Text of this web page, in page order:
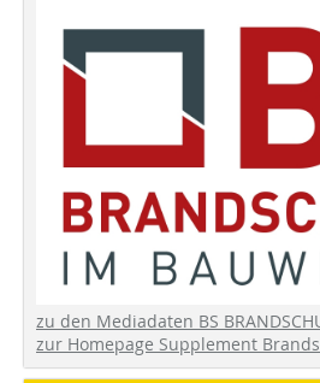
zu den Mediadaten BS
zur Homepage Supplement